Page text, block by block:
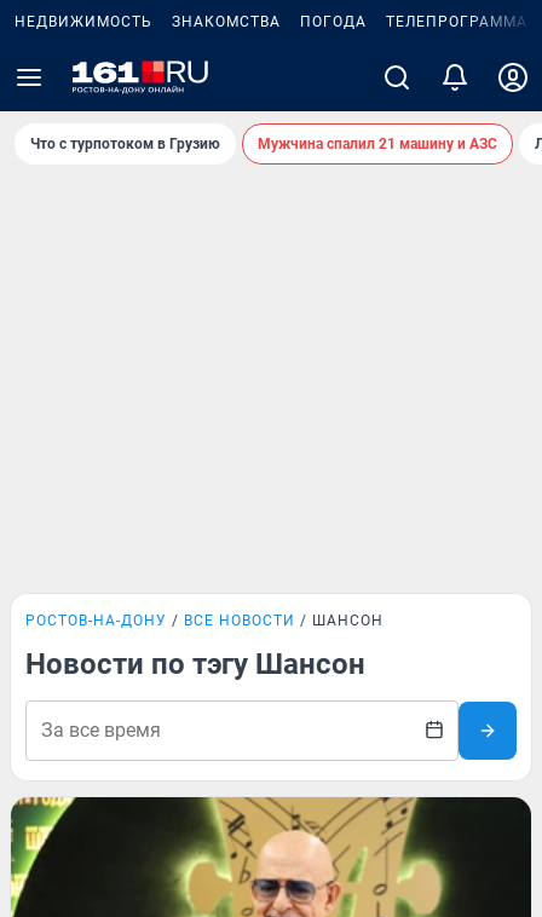
НЕДВИЖИМОСТЬ ЗНАКОМСТВА ПОГОДА ТЕЛЕПРОГРАММА
Что с турпотоком в Грузию Мужчина спалил 21 машину и АЗС
РОСТОВ-НА-ДОНУ ВСЕ НОВОСТИ ШАНСОН
Новости по тэгу Шансон